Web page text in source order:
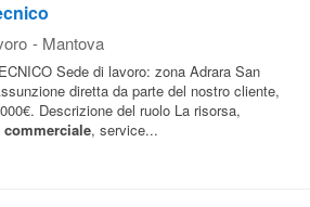
- Mantova
Sede di lavoro: zona Adrara San
diretta da parte del nostro cliente,
Descrizione del ruolo La risorsa,
commerciale, service...